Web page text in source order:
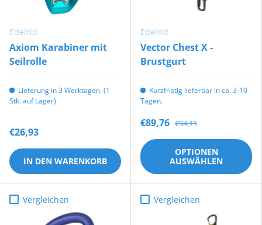
Edelrid
Axiom Karabiner mit
Seilrolle
Lieferung in 3 Werktagen. (1
Stk. auf Lager)
€26,93
IN DEN WARENKORB
Edelrid
Vector Chest X -
Brustgurt
Kurzfristig lieferbar in ca. 3-10
Tagen.
€89,76 €94,15
OPTIONEN
AUSWÄHLEN
Vergleichen Vergleichen